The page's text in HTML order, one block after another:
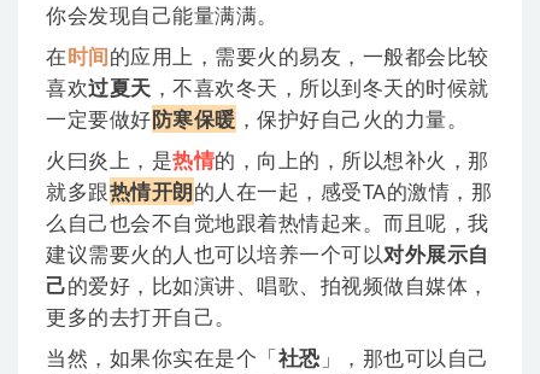
你会发现自己能量满满。
在时间的应用上，需要火的易友，一般都会比较
喜欢过夏天 ，不喜欢冬天，所以到冬天的时候就
一定要做好防寒保暖 ，保护好自己火的力量。
火曰炎上，是热情的，向上的，所以想补火，那
就多跟热情开朗的人在一起，感受TA的激情，那
么自己也会不自觉地跟着热情起来。而且呢，我
建议需要火的人也可以培养一个可以对外展示自
己的爱好，比如演讲、唱歌、拍视频做自媒体，
更多的去打开自己。
当然，如果你实在是个「社恐 」，那也可以自己